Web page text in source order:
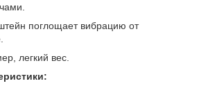
поглощает вибрацию от
легкий вес.